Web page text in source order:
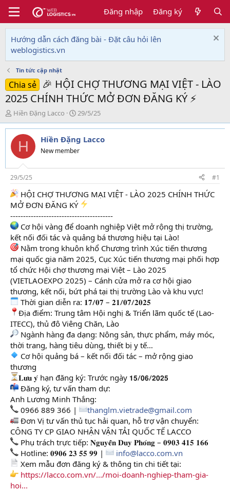
Đăng nhập Đăng ký
Hướng dẫn cách đăng bài - Đặt câu hỏi lên
weblogistics.vn
Tin tức cập nhật
Chia sẻ
🎉 HỘI CHỢ THƯƠNG MẠI VIỆT - LÀO
2025 CHÍNH THỨC MỞ ĐƠN ĐĂNG KÝ ⚡️
T
h
r
e
d
s
t
a
r
t
e
r
Hiền Đặng Lacco
N
g
à
y
g
i
29/5/25
H Hiền Đặng Lacco
New member
29/5/25 #1
HỘI CHỢ THƯƠNG MẠI VIỆT - LÀO 2025 CHÍNH THỨC
MỞ ĐƠN ĐĂNG KÝ
----------------------------------------
Cơ hội vàng để doanh nghiệp Việt mở rộng thị trường,
kết nối đối tác và quảng bá thương hiệu tại Lào!
Nằm trong khuôn khổ Chương trình Xúc tiến thương
mại quốc gia năm 2025, Cục Xúc tiến thương mại phối hợp
tổ chức Hội chợ thương mại Việt – Lào 2025
(VIETLAOEXPO 2025) – Cánh cửa mở ra cơ hội giao
thương, kết nối, bứt phá tại thị trường Lào và khu vực!
Thời gian diễn ra: 𝟏𝟕/𝟎𝟕 – 𝟐𝟏/𝟎𝟕/𝟐𝟎𝟐𝟓
Địa điểm: Trung tâm Hội nghị & Triển lãm quốc tế (Lao-
ITECC), thủ đô Viêng Chăn, Lào
Ngành hàng đa dạng: Nông sản, thực phẩm, máy móc,
thời trang, hàng tiêu dùng, thiết bị y tế…
Cơ hội quảng bá – kết nối đối tác – mở rộng giao
thương
𝐋𝐮̛𝐮 𝐲́ hạn đăng ký: Trước ngày 𝟭𝟱/𝟬𝟲/𝟮𝟬𝟮𝟱
Đăng ký, tư vấn tham dự:
Anh Lương Minh Thắng:
0966 889 366 |
thanglm.vietrade@gmail.com
Đơn Vị tư vấn thủ tục hải quan, hỗ trợ vận chuyển:
CÔNG TY CP GIAO NHẬN VẬN TẢI QUỐC TẾ LACCO
Phụ trách trực tiếp: 𝐍𝐠𝐮𝐲𝐞̂̃𝐧 𝐃𝐮𝐲 𝐏𝐡𝐨́𝐧𝐠 – 𝟎𝟗𝟎𝟑 𝟒𝟏𝟓 𝟏𝟔𝟔
Hotline: 𝟎𝟗𝟎𝟔 𝟐𝟑 𝟓𝟓 𝟗𝟗 |
info@lacco.com.vn
Xem mẫu đơn đăng ký & thông tin chi tiết tại:
https://lacco.com.vn/.../moi-doanh-nghiep-tham-gia-
hoi...